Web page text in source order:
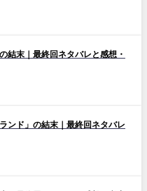
結末｜最終回ネタバレと感想・
ンド」の結末｜最終回ネタバレ